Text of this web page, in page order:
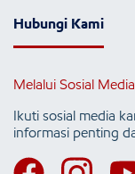
Hubungi Kami
Melalui Sosial Media
Ikuti sosial media
informasi penting